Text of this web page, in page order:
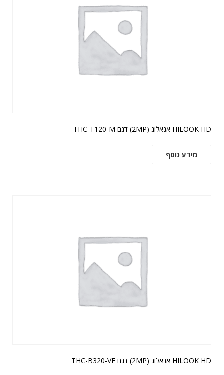
HILOOK HD אנאלוג (2MP) דגם THC-T120-M
מידע נוסף
HILOOK HD אנאלוג (2MP) דגם THC-B320-VF